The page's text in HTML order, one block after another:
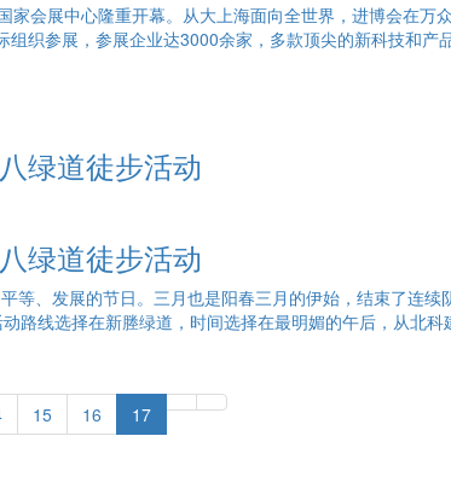
会展中心隆重开幕。从大上海面向全世界，进博会在
织参展，参展企业达3000余家，多款顶尖的新科技和产
绿道徒步活动
绿道徒步活动
等、发展的节日。三月也是阳春三月的伊始，结束了连
路线选择在新塍绿道，时间选择在最明媚的午后，从
15 16 17